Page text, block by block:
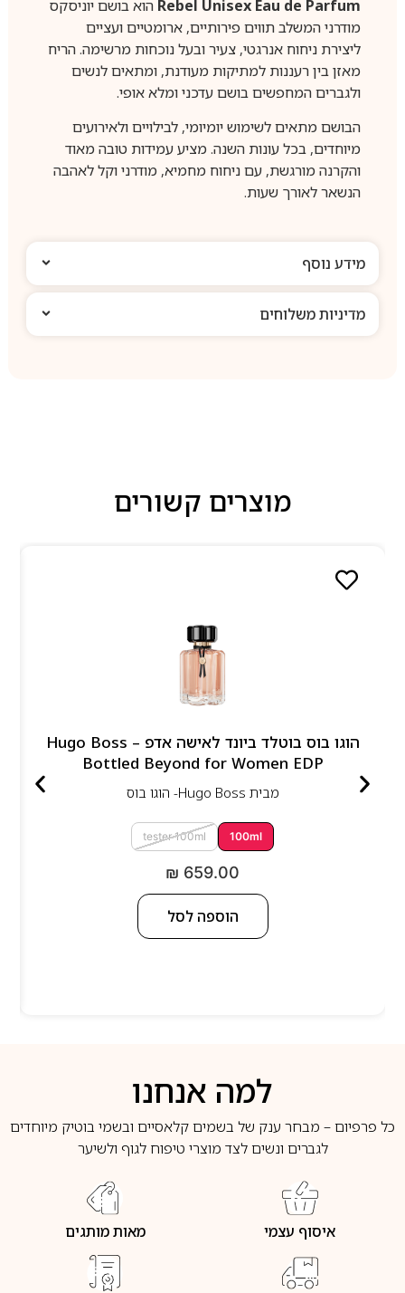
Rebel Unisex Eau de Parfumהוא בושם יוניסקס
מודרני המשלב תווים פירותיים, ארומטיים ועציים
ליצירת ניחוח אנרגטי, צעיר ובעל נוכחות מרשימה. הריח
מאזן בין רעננות למתיקות מעודנת, ומתאים לנשים
ולגברים המחפשים בושם עדכני ומלא אופי.
הבושם מתאים לשימוש יומיומי, לבילויים ולאירועים
מיוחדים, בכל עונות השנה. מציע עמידות טובה מאוד
והקרנה מורגשת, עם ניחוח מחמיא, מודרני וקל לאהבה
הנשאר לאורך שעות.
מידע נוסף
מדיניות משלוחים
מוצרים קשורים
הוגו בוס בוטלד ביונד לאישה אדפ – Hugo Boss
Bottled Beyond for Women EDP
מבית Hugo Boss- הוגו בוס
100ml
tester 100ml
₪ 659.00
הוספה לסל
למה אנחנו
כל פרפיום – מבחר ענק של בשמים קלאסיים ובשמי בוטיק מיוחדים
לגברים ונשים לצד מוצרי טיפוח לגוף ולשיער
איסוף עצמי מאות מותגים